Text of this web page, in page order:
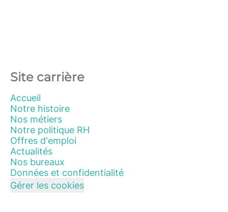
Site carrière
Accueil
Notre histoire
Nos métiers
Notre politique RH
Offres d'emploi
Actualités
Nos bureaux
Données et confidentialité
Gérer les cookies